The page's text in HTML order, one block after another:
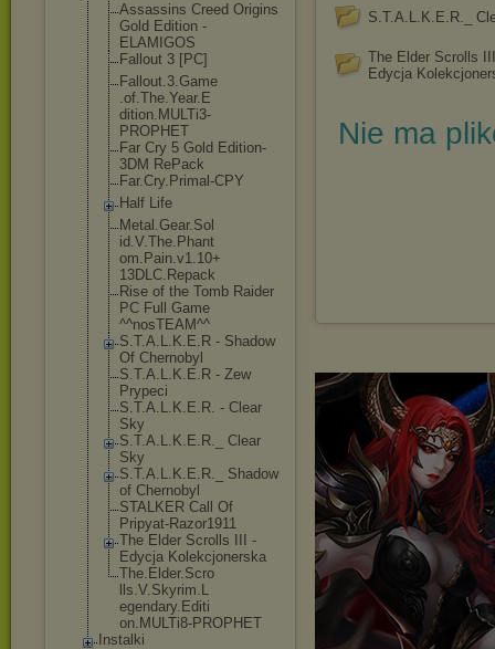
Assassins Creed Origins
Gold Edition -
ELAMIGOS
Fallout 3 [PC]
Fallout.3.Game
.of.The.Year.E
dition.MULTi3-
PROPHET
Far Cry 5 Gold Edition-
3DM RePack
Far.Cry.Primal -CPY
Half Life
Metal.Gear.Sol
id.V.The.Phant
om.Pain.v1.10+
13DLC.Repack
Rise of the Tomb Raider
PC Full Game
^^nosTEAM^^
S.T.A.L.K.E.R - Shadow
Of Chernobyl
S.T.A.L.K.E.R - Zew
Prypeci
S.T.A.L.K.E.R. - Clear
Sky
S.T.A.L.K.E.R. _ Clear
Sky
S.T.A.L.K.E.R. _ Shadow
of Chernobyl
STALKER Call Of
Pripyat-Razor1911
The Elder Scrolls III -
Edycja Kolekcjonerska
The.Elder.Scro
lls.V.Skyrim.L
egendary.Editi
on.MULTi8-PROP HET
Instalki
S.T.A.L.K.E.R._
The Elder Scrolls
Edycja
Nie ma